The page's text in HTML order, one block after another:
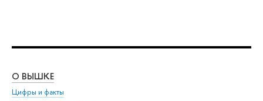
О ВЫШКЕ
Цифры и факты